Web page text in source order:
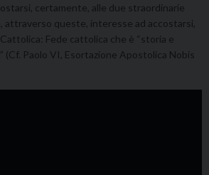
certamente, alle due straordinarie
attraverso queste, interesse ad accostarsi,
Fede cattolica che è “storia e
(Cf. Paolo VI, Esortazione Apostolica Nobis